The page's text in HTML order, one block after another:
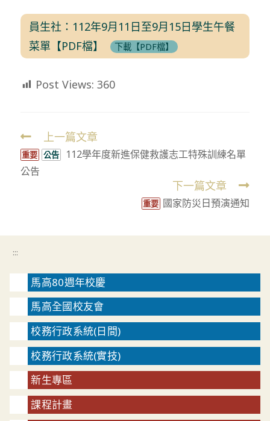
員生社：112年9月11日至9月15日學生午餐
菜單【PDF檔】
下載【PDF檔】
Post Views: 360
Read
more
articles
上一篇文章
重要 公告
112學年度新進保健救護志工特殊訓練名單
公告
下一篇文章
重要 國家防災日預演通知
:::
馬高80週年校慶
馬高全國校友會
校務行政系統(日間)
校務行政系統(實技)
新生專區
課程計畫